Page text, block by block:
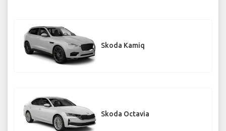
Skoda Kamiq
Skoda Octavia